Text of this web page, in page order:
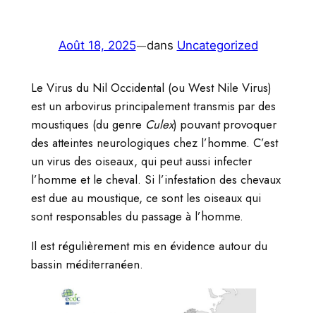
rAoût 18, 2025—dans Uncategorized
Le Virus du Nil Occidental (ou West Nile Virus)
est un arbovirus principalement transmis par des
moustiques (du genre Culex) pouvant provoquer
des atteintes neurologiques chez l’homme. C’est
un virus des oiseaux, qui peut aussi infecter
l’homme et le cheval. Si l’infestation des chevaux
est due au moustique, ce sont les oiseaux qui
sont responsables du passage à l’homme.
Il est régulièrement mis en évidence autour du
bassin méditerranéen.